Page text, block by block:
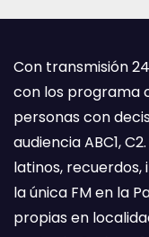
Con transmisión
con los programa
personas con
audiencia ABC1,
latinos,
la única FM en la
propias en